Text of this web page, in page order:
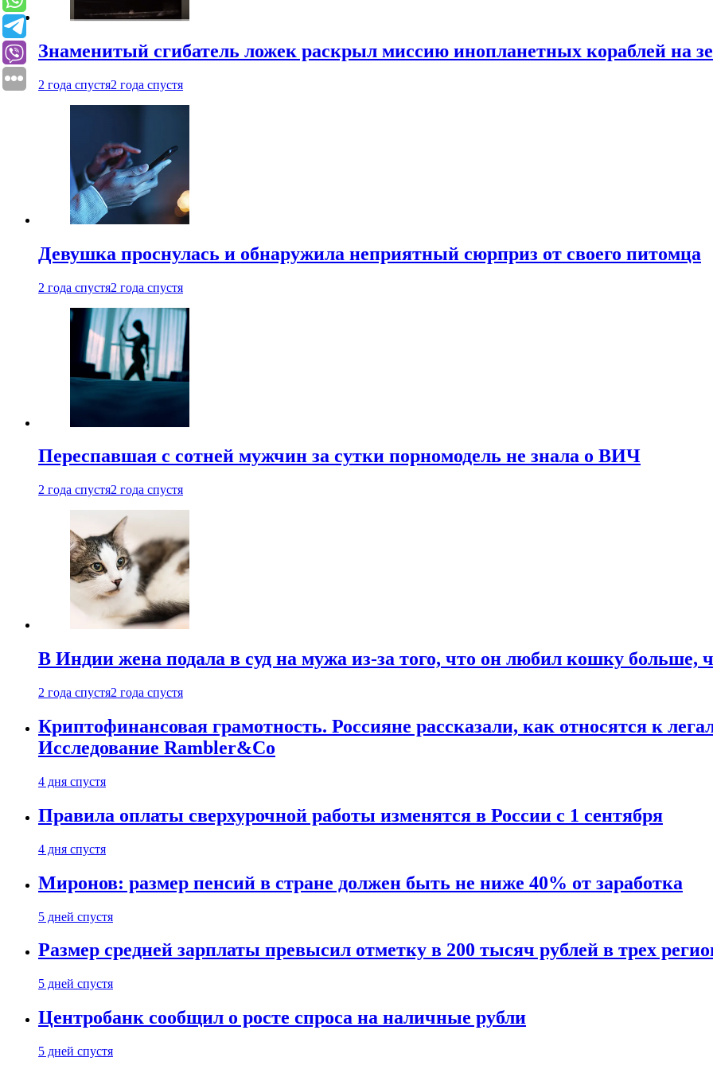
Знаменитый сгибатель ложек раскрыл миссию инопланетных кораблей на
2 года спустя2 года спустя
Девушка проснулась и обнаружила неприятный сюрприз от своего питомца
2 года спустя2 года спустя
Переспавшая с сотней мужчин за сутки порномодель не знала о ВИЧ
2 года спустя2 года спустя
В Индии жена подала в суд на мужа из-за того, что он любил кошку больше,
2 года спустя2 года спустя
Криптофинансовая грамотность. Россияне рассказали, как относятся к
Исследование Rambler&Co
4 дня спустя
Правила оплаты сверхурочной работы изменятся в России с 1 сентября
4 дня спустя
Миронов: размер пенсий в стране должен быть не ниже 40% от заработка
5 дней спустя
Размер средней зарплаты превысил отметку в 200 тысяч рублей в трех
5 дней спустя
Центробанк сообщил о росте спроса на наличные рубли
5 дней спустя